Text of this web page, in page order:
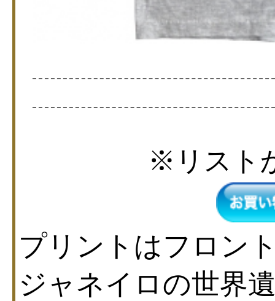
※リスト
プリントはフロン
ジャネイロの世界